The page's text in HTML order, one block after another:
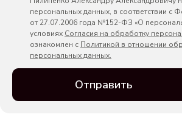
персональных данных, в соответствии с
от 27.07.2006 года №152-ФЗ «О
условиях Согласия на обработку
ознакомлен с Политикой в отношении
персональных данных.
Отправить